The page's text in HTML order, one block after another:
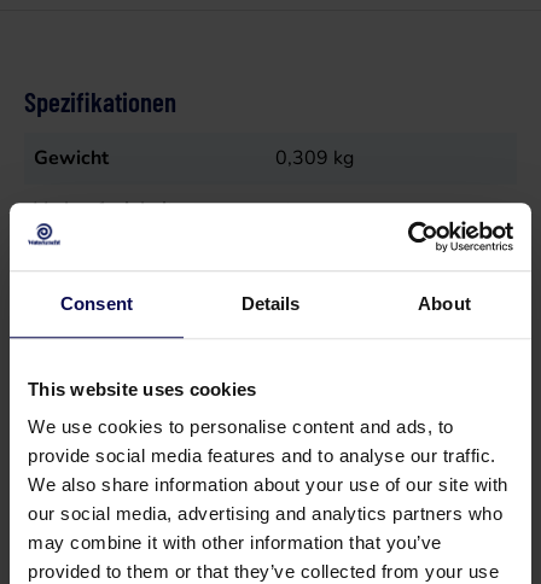
Consent Details About
This website uses cookies
We use cookies to personalise content and ads, to
provide social media features and to analyse our traffic.
We also share information about your use of our site with
our social media, advertising and analytics partners who
may combine it with other information that you’ve
provided to them or that they’ve collected from your use
Spezifikationen
Gewicht 0,309 kg
Verkaufseinheit
st